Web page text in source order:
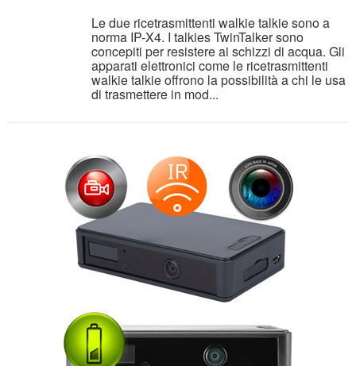
Le due ricetrasmittenti walkie talkie sono a
norma IP-X4. I talkies TwinTalker sono
concepiti per resistere ai schizzi di acqua. Gli
apparati elettronici come le ricetrasmittenti
walkie talkie offrono la possibilità a chi le usa
di trasmettere in mod...